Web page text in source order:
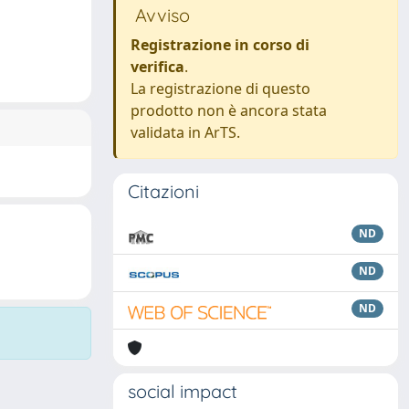
Avviso
Registrazione in corso di
verifica.
La registrazione di questo
prodotto non è ancora stata
validata in ArTS.
Citazioni
ND
ND
ND
social impact